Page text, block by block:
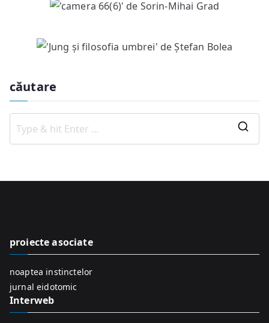
căutare
o
proiecte asociate
noaptea instinctelor
jurnal eidotomic
Interweb